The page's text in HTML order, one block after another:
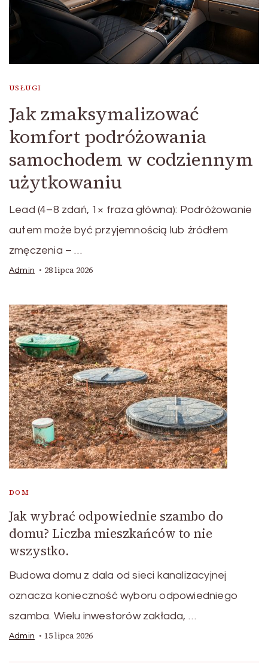
USŁUGI
Jak zmaksymalizować
komfort podróżowania
samochodem w codziennym
użytkowaniu
Lead (4–8 zdań, 1× fraza główna): Podróżowanie
autem może być przyjemnością lub źródłem
zmęczenia – …
Admin 28 lipca 2026
DOM
Jak wybrać odpowiednie szambo do
domu? Liczba mieszkańców to nie
wszystko.
Budowa domu z dala od sieci kanalizacyjnej
oznacza konieczność wyboru odpowiedniego
szamba. Wielu inwestorów zakłada, …
Admin 15 lipca 2026